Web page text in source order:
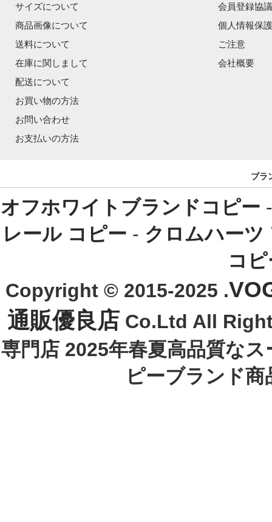
サイズについて
商品画像について
送料について
在庫に関しまして
配送について
お買い物の方法
お問い合わせ
お支払いの方法
会員登録協
個人情報保
ご注意
会社概要
ブラ
オフホワイトブランドコピー
レール コピー - クロムハーツ
コ
Copyright © 2015-2025 .
通販優良店 Co.Ltd All
専門店 2025年春夏高品質な
ピーブランド